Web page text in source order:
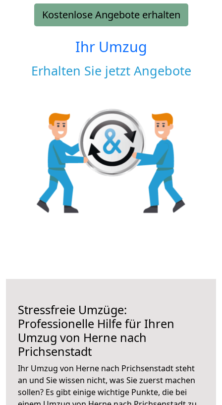
Kostenlose Angebote erhalten
Ihr Umzug
Erhalten Sie jetzt Angebote
Stressfreie Umzüge:
Professionelle Hilfe für Ihren
Umzug von Herne nach
Prichsenstadt
Ihr Umzug von Herne nach Prichsenstadt steht
an und Sie wissen nicht, was Sie zuerst machen
sollen? Es gibt einige wichtige Punkte, die bei